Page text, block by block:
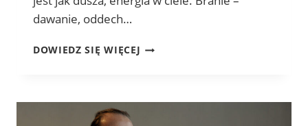
dawanie, oddech…
DOWIEDZ SIĘ WIĘCEJ ODDECH